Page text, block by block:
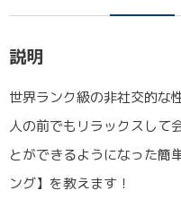
説明
世界ランク級の非社交的な
人の前でもリラックスして
とができるようになった簡
ング】を教えます！